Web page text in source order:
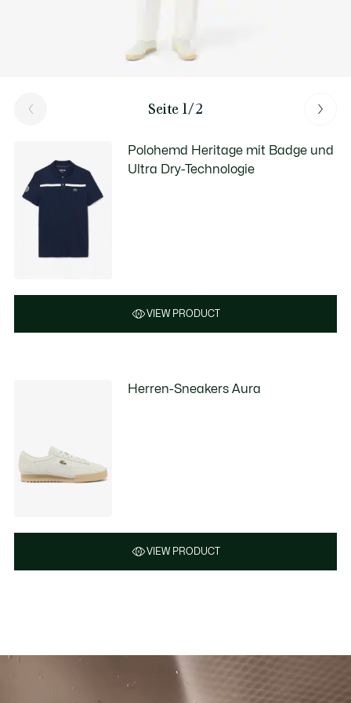
Seite 1/2
Polohemd Heritage mit Badge und
Ultra Dry-Technologie
VIEW PRODUCT
Herren-Sneakers Aura
VIEW PRODUCT